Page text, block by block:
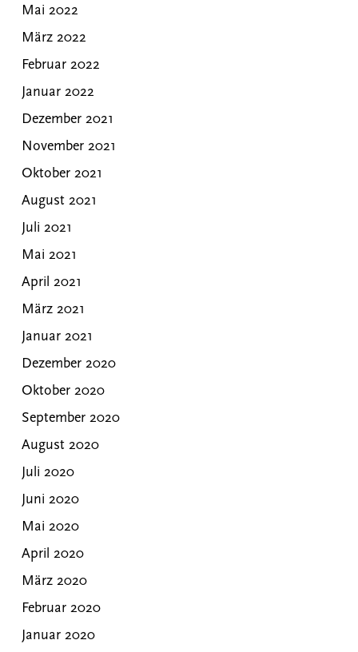
Mai 2022
März 2022
Februar 2022
Januar 2022
Dezember 2021
November 2021
Oktober 2021
August 2021
Juli 2021
Mai 2021
April 2021
März 2021
Januar 2021
Dezember 2020
Oktober 2020
September 2020
August 2020
Juli 2020
Juni 2020
Mai 2020
April 2020
März 2020
Februar 2020
Januar 2020